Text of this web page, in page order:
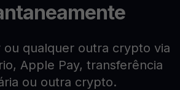
ou qualquer outra crypto via
Apple Pay, transferência
ou outra crypto.